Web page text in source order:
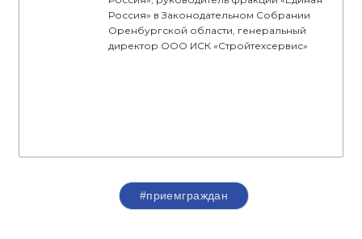
Россия» в Законодательном Собрании
Оренбургской области, генеральный
директор ООО ИСК «Стройтехсервис»
#приемграждан